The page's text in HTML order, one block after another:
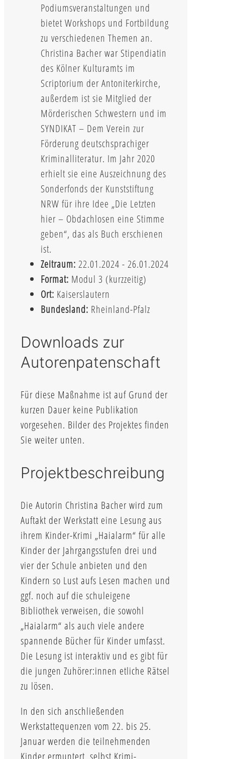
Podiumsveranstaltungen und
bietet Workshops und Fortbildung
zu verschiedenen Themen an.
Christina Bacher war Stipendiatin
des Kölner Kulturamts im
Scriptorium der Antoniterkirche,
außerdem ist sie Mitglied der
Mörderischen Schwestern und im
SYNDIKAT – Dem Verein zur
Förderung deutschsprachiger
Kriminalliteratur. Im Jahr 2020
erhielt sie eine Auszeichnung des
Sonderfonds der Kunststiftung
NRW für ihre Idee „Die Letzten
hier – Obdachlosen eine Stimme
geben“, das als Buch erschienen
ist.
Zeitraum: 22.01.2024 - 26.01.2024
Format: Modul 3 (kurzzeitig)
Ort: Kaiserslautern
Bundesland: Rheinland-Pfalz
Downloads zur
Autorenpatenschaft
Für diese Maßnahme ist auf Grund der
kurzen Dauer keine Publikation
vorgesehen. Bilder des Projektes finden
Sie weiter unten.
Projektbeschreibung
Die Autorin Christina Bacher wird zum
Auftakt der Werkstatt eine Lesung aus
ihrem Kinder-Krimi „Haialarm“ für alle
Kinder der Jahrgangsstufen drei und
vier der Schule anbieten und den
Kindern so Lust aufs Lesen machen und
ggf. noch auf die schuleigene
Bibliothek verweisen, die sowohl
„Haialarm“ als auch viele andere
spannende Bücher für Kinder umfasst.
Die Lesung ist interaktiv und es gibt für
die jungen Zuhörer:innen etliche Rätsel
zu lösen.
In den sich anschließenden
Werkstattequenzen vom 22. bis 25.
Januar werden die teilnehmenden
Kinder ermuntert, selbst Krimi-